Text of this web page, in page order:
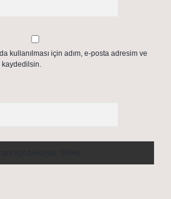
kullanılması için adım, e-posta adresim ve
kaydedilsin.